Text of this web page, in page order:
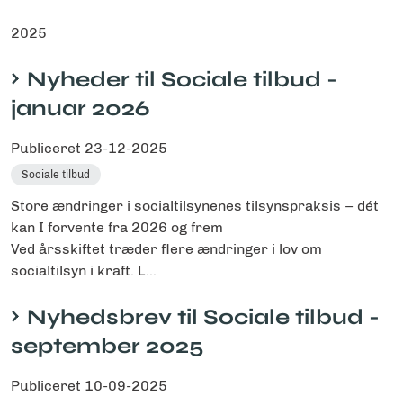
2025
Nyheder til Sociale tilbud -
januar 2026
Publiceret 23-12-2025
Sociale tilbud
Store ændringer i socialtilsynenes tilsynspraksis – dét
kan I forvente fra 2026 og frem
Ved årsskiftet træder flere ændringer i lov om
socialtilsyn i kraft. L...
Nyhedsbrev til Sociale tilbud -
september 2025
Publiceret 10-09-2025